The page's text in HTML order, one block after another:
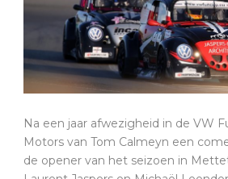
Na een jaar afwezigheid in de VW
Motors van Tom Calmeyn een
de opener van het seizoen in